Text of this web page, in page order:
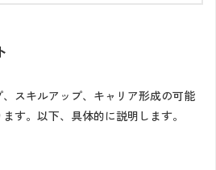
スキルアップ、キャリア形成の可能
す。以下、具体的に説明します。